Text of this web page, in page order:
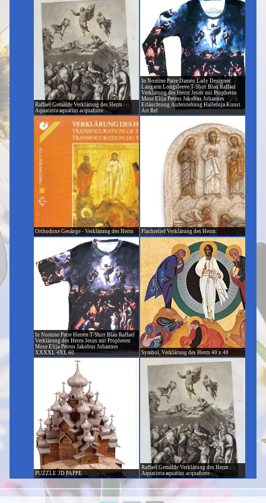
Raffael Gemälde Verklärung des Herrn
Aquatinta aquatint acquaforte
In Nomine Patre Damen Lady Designer
Langarm Longsleeve T-Shirt Blau Raffael
Verklärung des Herrn Jesus mit Propheten
Mose Elija Petrus Jakobus Johannes
Erläuchtung Auferstehung Halleluja Kunst
Art Rel
Orthodoxe Gesänge - Verklärung des Herrn Flachrelief Verklärung des Herrn
In Nomine Patre Herren T-Shirt Blau Raffael
Verklärung des Herrn Jesus mit Propheten
Mose Elija Petrus Jakobus Johannes
XXXXL 4XL 60
Symbol, Verklärung des Herrn 40 x 40
PUZZLE 3D PAPPE
Raffael Gemälde Verklärung des Herrn
Aquatinta aquatint acquaforte